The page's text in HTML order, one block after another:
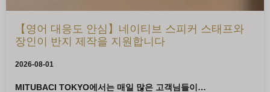
【영어 대응도 안심】네이티브 스피커 스태프와
장인이 반지 제작을 지원합니다
2026-08-01
MITUBACI TOKYO에서는 매일 많은 고객님들이